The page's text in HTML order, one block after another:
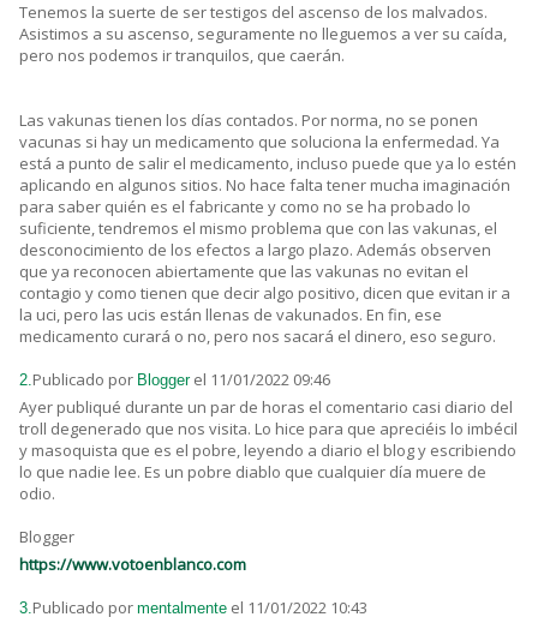
Tenemos la suerte de ser testigos del ascenso de los malvados.
Asistimos a su ascenso, seguramente no lleguemos a ver su caída,
pero nos podemos ir tranquilos, que caerán.
Las vakunas tienen los días contados. Por norma, no se ponen
vacunas si hay un medicamento que soluciona la enfermedad. Ya
está a punto de salir el medicamento, incluso puede que ya lo estén
aplicando en algunos sitios. No hace falta tener mucha imaginación
para saber quién es el fabricante y como no se ha probado lo
suficiente, tendremos el mismo problema que con las vakunas, el
desconocimiento de los efectos a largo plazo. Además observen
que ya reconocen abiertamente que las vakunas no evitan el
contagio y como tienen que decir algo positivo, dicen que evitan ir a
la uci, pero las ucis están llenas de vakunados. En fin, ese
medicamento curará o no, pero nos sacará el dinero, eso seguro.
2.Publicado por Blogger el 11/01/2022 09:46
Ayer publiqué durante un par de horas el comentario casi diario del
troll degenerado que nos visita. Lo hice para que apreciéis lo imbécil
y masoquista que es el pobre, leyendo a diario el blog y escribiendo
lo que nadie lee. Es un pobre diablo que cualquier día muere de
odio.
Blogger
https://www.votoenblanco.com
3.Publicado por mentalmente el 11/01/2022 10:43